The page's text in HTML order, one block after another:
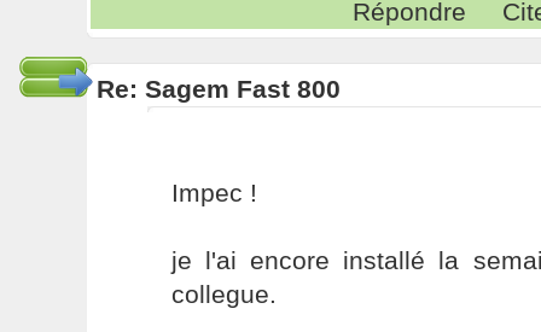
Répondre
Re: Sagem Fast 800
Impec !
je l'ai encore installé la
collegue.